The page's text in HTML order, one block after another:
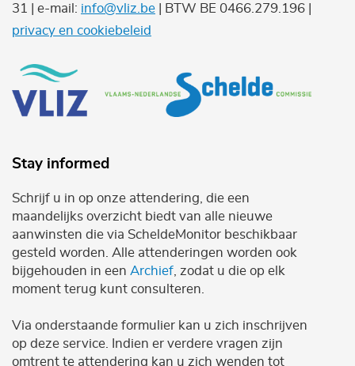
31 | e-mail: info@vliz.be | BTW BE 0466.279.196 |
privacy en cookiebeleid
Stay informed
Schrijf u in op onze attendering, die een
maandelijks overzicht biedt van alle nieuwe
aanwinsten die via ScheldeMonitor beschikbaar
gesteld worden. Alle attenderingen worden ook
bijgehouden in een Archief , zodat u die op elk
moment terug kunt consulteren.
Via onderstaande formulier kan u zich inschrijven
op deze service. Indien er verdere vragen zijn
omtrent te attendering kan u zich wenden tot